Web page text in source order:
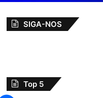
SIGA-NOS
Top 5